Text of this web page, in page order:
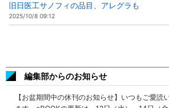
旧日医工サノフィの品目、アレグラも
2025/10/8 09:12
編集部からのお知らせ
【お盆期間中の休刊のお知らせ】いつもご愛読